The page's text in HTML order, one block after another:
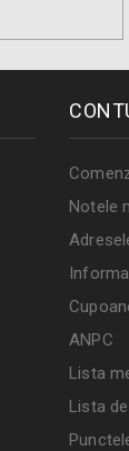
Notele
ANPC
Lista
Lista